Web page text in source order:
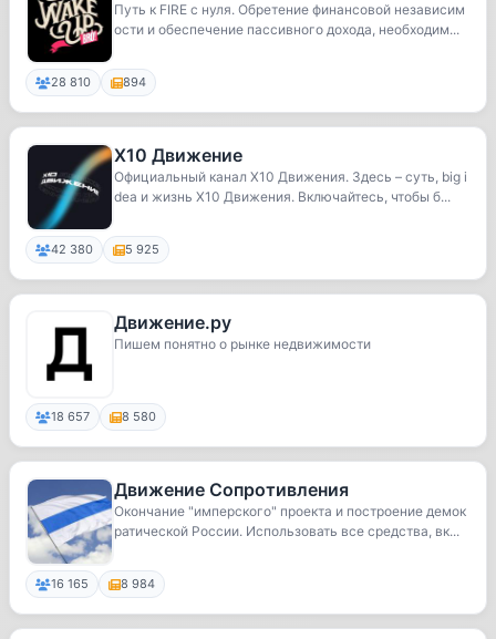
Путь к FIRE с нуля. Обретение финансовой независим
ости и обеспечение пассивного дохода, необходим...
28 810 894
X10 Движение
Официальный канал Х10 Движения. Здесь – суть, big i
dea и жизнь X10 Движения. Включайтесь, чтобы б...
42 380 5 925
Движение.ру
Пишем понятно о рынке недвижимости
18 657 8 580
Движение Сопротивления
Окончание "имперского" проекта и построение демок
ратической России. Использовать все средства, вк...
16 165 8 984